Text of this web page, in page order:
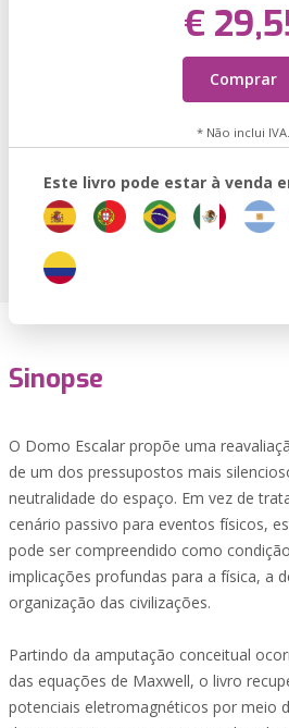
€
Comprar
* Não inclui IVA.
Este livro pode estar à venda
Sinopse
O Domo Escalar propõe uma
de um dos pressupostos mais
neutralidade do espaço. Em vez de
cenário passivo para eventos físicos,
pode ser compreendido como
implicações profundas para a física, a
organização das civilizações.
Partindo da amputação conceitual
das equações de Maxwell, o livro
potenciais eletromagnéticos por meio